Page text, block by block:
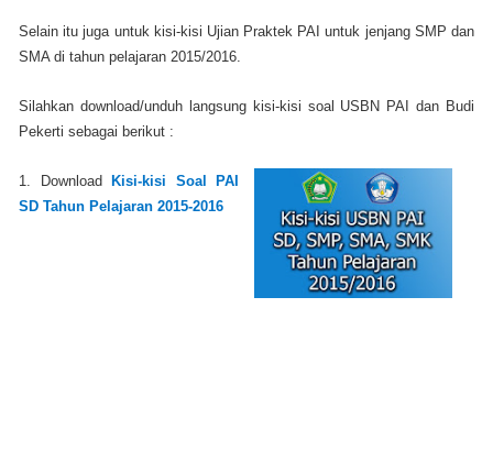
Selain itu juga untuk kisi-kisi Ujian Praktek PAI untuk jenjang SMP dan
SMA di tahun pelajaran 2015/2016.
Silahkan download/unduh langsung kisi-kisi soal USBN PAI dan Budi
Pekerti sebagai berikut :
1. Download Kisi-kisi Soal PAI
SD Tahun Pelajaran 2015-2016